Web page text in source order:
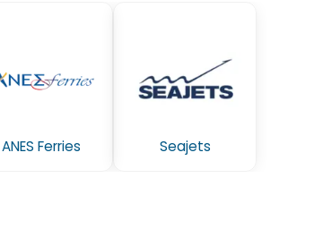
ANES Ferries Seajets